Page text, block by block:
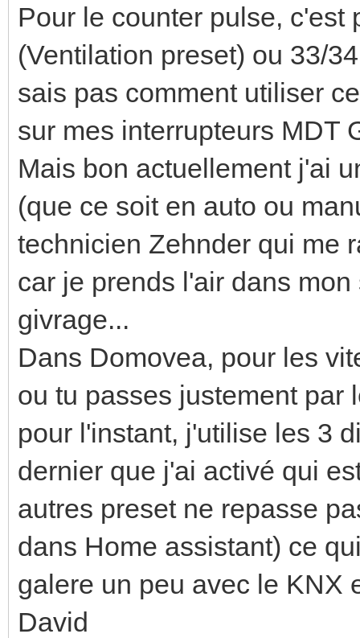
Pour le counter pulse, c'est
(Ventilation preset) ou 33/
sais pas comment utiliser
sur mes interrupteurs MDT
Mais bon actuellement j'ai
(que ce soit en auto ou
technicien Zehnder qui me
car je prends l'air dans
givrage...
Dans Domovea, pour les
ou tu passes justement par
pour l'instant, j'utilise les 3
dernier que j'ai activé qui
autres preset ne repasse
dans Home assistant) ce
galere un peu avec le KNX
David